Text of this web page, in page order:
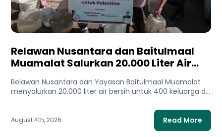
Relawan Nusantara dan Baitulmaal
Muamalat Salurkan 20.000 Liter Air
Relawan Nusantara dan Yayasan Baitulmaal Muamalat
menyalurkan 20.000 liter air bersih untuk 400 keluarga di
August 4th, 2026 Read More